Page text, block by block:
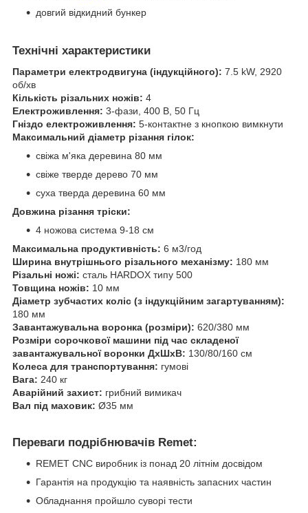
довгий відкидний бункер
Технічні характеристики
Параметри електродвигуна (індукційного): 7.5 kW, 2920
об/хв
Кількість різальних ножів: 4
Електроживлення: 3-фази, 400 В, 50 Гц
Гніздо електроживлення: 5-контактне з кнопкою вимкнути
Максимальний діаметр різання гілок:
свіжа м'яка деревина 80 мм
свіже тверде дерево 70 мм
суха тверда деревина 60 мм
Довжина різання тріски:
4 ножова система 9-18 см
Максимальна продуктивність: 6 м3/год
Ширина внутрішнього різального механізму: 180 мм
Різальні ножі: сталь HARDOX типу 500
Товщина ножів: 10 мм
Діаметр зубчастих коліс (з індукційним загартуванням):
180 мм
Завантажувальна воронка (розміри): 620/380 мм
Розміри сорочкової машини під час складеної
завантажувальної воронки ДхШхВ: 130/80/160 см
Колеса для транспортування: гумові
Вага: 240 кг
Аварійний захист: грибний вимикач
Вал під маховик: Ø35 мм
Переваги подрібнювачів Remet:
REMET CNC виробник із понад 20 літнім досвідом
Гарантія на продукцію та наявність запасних частин
Обладнання пройшло суворі тести